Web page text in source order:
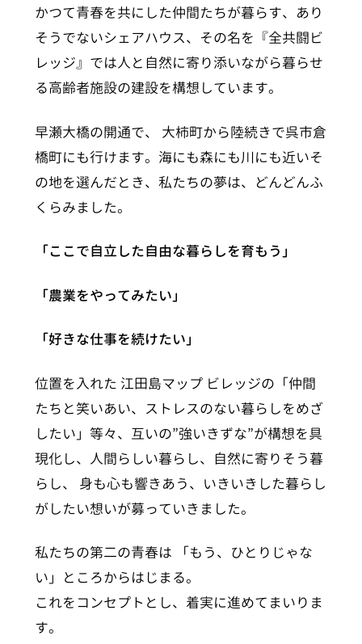
かつて青春を共にした仲間たちが暮らす、あり
そうでないシェアハウス、その名を『全共闘ビ
レッジ』では人と自然に寄り添いながら暮らせ
る高齢者施設の建設を構想しています。
早瀬大橋の開通で、 大柿町から陸続きで呉市倉
橋町にも行けます。海にも森にも川にも近いそ
の地を選んだとき、私たちの夢は、どんどんふ
くらみました。
「ここで自立した自由な暮らしを育もう」
「農業をやってみたい」
「好きな仕事を続けたい」
位置を入れた 江田島マップ ビレッジの「仲間
たちと笑いあい、ストレスのない暮らしをめざ
したい」等々、互いの”強いきずな”が構想を具
現化し、人間らしい暮らし、自然に寄りそう暮
らし、 身も心も響きあう、いきいきした暮らし
がしたい想いが募っていきました。
私たちの第二の青春は 「もう、ひとりじゃな
い」ところからはじまる。
これをコンセプトとし、着実に進めてまいりま
す。